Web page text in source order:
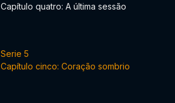
Capítulo quatro: A última sessão
Serie 5
Capítulo cinco: Coração sombrio